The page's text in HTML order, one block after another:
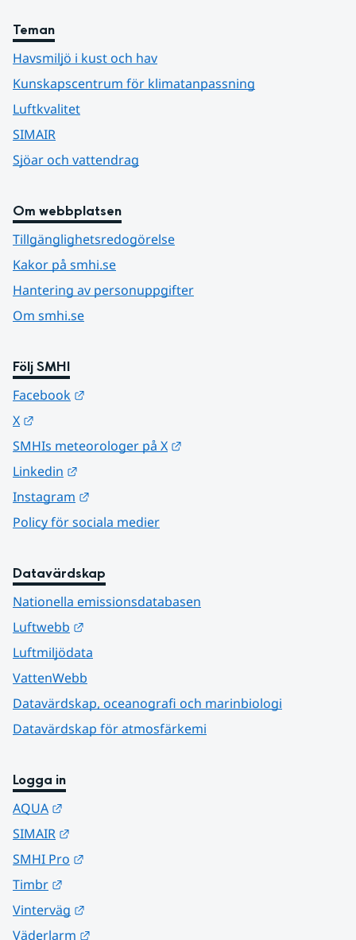
Teman
Havsmiljö i kust och hav
Kunskapscentrum för klimatanpassning
Luftkvalitet
SIMAIR
Sjöar och vattendrag
Om webbplatsen
Tillgänglighetsredogörelse
Kakor på smhi.se
Hantering av personuppgifter
Om smhi.se
Följ SMHI
Facebook
X
SMHIs meteorologer på X
Linkedin
Instagram
Policy för sociala medier
Datavärdskap
Nationella emissionsdatabasen
Luftwebb
Luftmiljödata
VattenWebb
Datavärdskap, oceanografi och marinbiologi
Datavärdskap för atmosfärkemi
Logga in
AQUA
SIMAIR
SMHI Pro
Timbr
Vinterväg
Väderlarm